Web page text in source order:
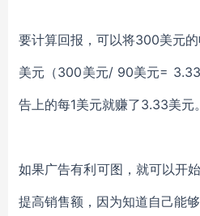
要计算回报，可以将300美元
美元（300美元/ 90美元=
告上的每1美元就赚了3.33美元。
如果广告有利可图，就可以开
提高销售额，因为知道自己能够